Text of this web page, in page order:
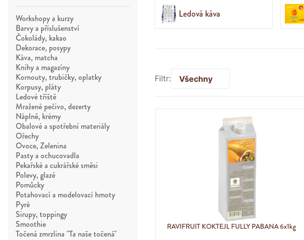
Workshopy a kurzy
Barvy a příslušenství
Čokolády, kakao
Dekorace, posypy
Káva, matcha
Knihy a magazíny
Kornouty, trubičky, oplatky
Korpusy, pláty
Ledové tříště
Mražené pečivo, dezerty
Náplně, krémy
Obalové a spotřební materiály
Ořechy
Ovoce, Zelenina
Pasty a ochucovadla
Pekařské a cukrářské směsi
Polevy, glazé
Pomůcky
Potahovací a modelovací hmoty
Pyré
Sirupy, toppingy
Smoothie
Točená zmrzlina "Ta naše točená"
Ledová káva
Filtr: Všechny
RAVIFRUIT KOKTEJL FULLY PABANA 6x1kg